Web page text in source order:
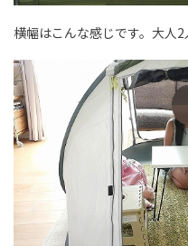
横幅はこんな感じです。大人2